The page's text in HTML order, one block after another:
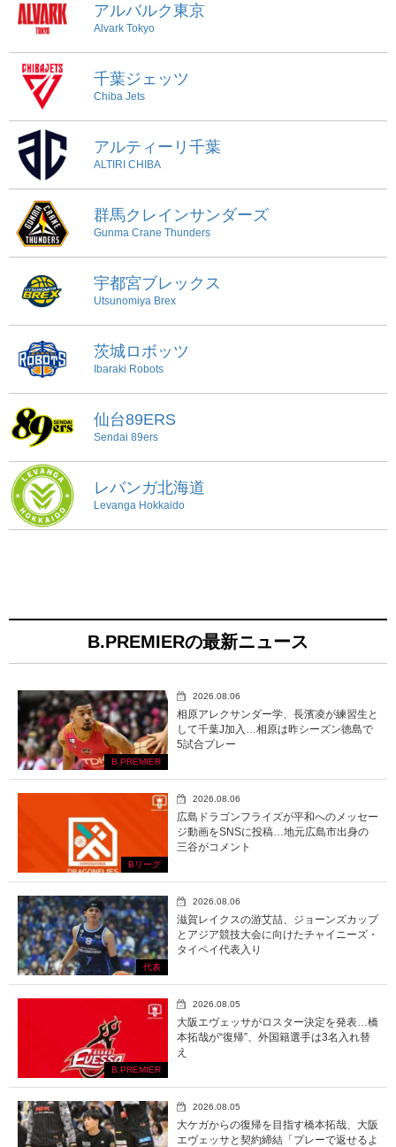
アルバルク東京
Alvark Tokyo
千葉ジェッツ
Chiba Jets
アルティーリ千葉
ALTIRI CHIBA
群馬クレインサンダーズ
Gunma Crane Thunders
宇都宮ブレックス
Utsunomiya Brex
茨城ロボッツ
Ibaraki Robots
仙台89ERS
Sendai 89ers
レバンガ北海道
Levanga Hokkaido
B.PREMIERの最新ニュース
B.PREMIER
2026.08.06
相原アレクサンダー学、長濱凌が練習生と
して千葉J加入…相原は昨シーズン徳島で
5試合プレー
Bリーグ
2026.08.06
広島ドラゴンフライズが平和へのメッセー
ジ動画をSNSに投稿…地元広島市出身の
三谷がコメント
代表
2026.08.06
滋賀レイクスの游艾喆、ジョーンズカップ
とアジア競技大会に向けたチャイニーズ・
タイペイ代表入り
B.PREMIER
2026.08.05
大阪エヴェッサがロスター決定を発表…橋
本拓哉が“復帰”、外国籍選手は3名入れ替
え
2026.08.05
大ケガからの復帰を目指す橋本拓哉、大阪
エヴェッサと契約締結「プレーで返せるよ